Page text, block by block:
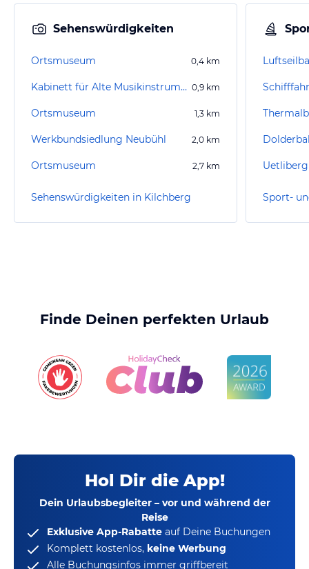
Sehenswürdigkeiten
Ortsmuseum 0,4 km
Kabinett für Alte Musikinstrumente 0,9 km
Ortsmuseum 1,3 km
Werkbundsiedlung Neubühl 2,0 km
Ortsmuseum 2,7 km
Sehenswürdigkeiten in Kilchberg
Uetliberg
Finde Deinen perfekten Urlaub
Hol Dir die App!
Dein Urlaubsbegleiter – vor und während der
Reise
Exklusive App-Rabatte auf Deine Buchungen
Komplett kostenlos, keine Werbung
Alle Buchungsinfos immer griffbereit